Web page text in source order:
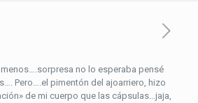
menos….sorpresa no lo esperaba pensé
Pero….el pimentón del ajoarriero, hizo
de mi cuerpo que las cápsulas…jaja,